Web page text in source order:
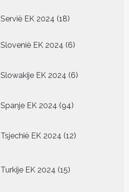
Servië EK 2024 1818
Slovenië EK 2024 66
Slowakije EK 2024 6
producten
Spanje EK 2024 9494
Tsjechië EK 2024 12
producten
Turkije EK 2024 15
producten